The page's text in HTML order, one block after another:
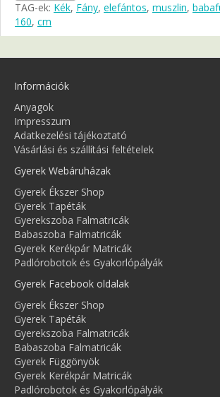
TAG-ek: Kék, Fány, elefántos, muszlin,
160, cm
Információk
Anyagok
Impresszum
Adatkezelési tájékoztató
Vásárlási és szállítási feltételek
Gyerek Webáruházak
Gyerek Ékszer Shop
Gyerek Tapéták
Gyerekszoba Falmatricák
Babaszoba Falmatricák
Gyerek Kerékpár Matricák
Padlórobotok és Gyakorlópályák
Gyerek Facebook oldalak
Gyerek Ékszer Shop
Gyerek Tapéták
Gyerekszoba Falmatricák
Babaszoba Falmatricák
Gyerek Függönyök
Gyerek Kerékpár Matricák
Padlórobotok és Gyakorlópályák